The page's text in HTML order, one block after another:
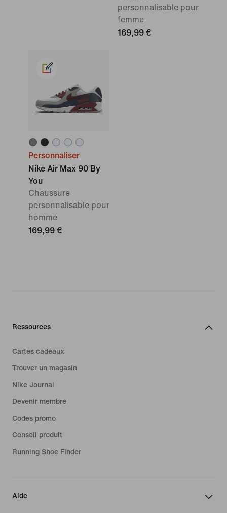
personnalisable pour
femme
169,99 €
Personnaliser
Nike Air Max 90 By
You
Chaussure
personnalisable pour
homme
169,99 €
Ressources
Cartes cadeaux
Trouver un magasin
Nike Journal
Devenir membre
Codes promo
Conseil produit
Running Shoe Finder
Aide